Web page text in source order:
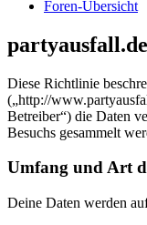
Foren-Übersicht
Diese Richtlinie
(„http://
Betreiber“) die Daten
Besuchs gesammelt
Umfang und Art
Deine Daten werden